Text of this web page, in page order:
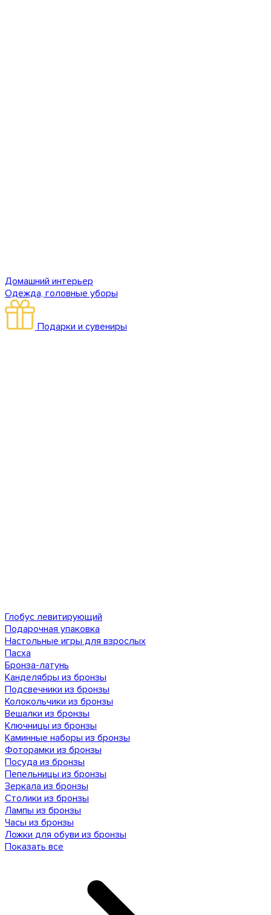
Домашний интерьер
Одежда, головные уборы
Подарки и сувениры
Глобус левитирующий
Подарочная упаковка
Настольные игры для взрослых
Пасха
Бронза-латунь
Канделябры из бронзы
Подсвечники из бронзы
Колокольчики из бронзы
Вешалки из бронзы
Ключницы из бронзы
Каминные наборы из бронзы
Фоторамки из бронзы
Посуда из бронзы
Пепельницы из бронзы
Зеркала из бронзы
Столики из бронзы
Лампы из бронзы
Часы из бронзы
Ложки для обуви из бронзы
Показать все